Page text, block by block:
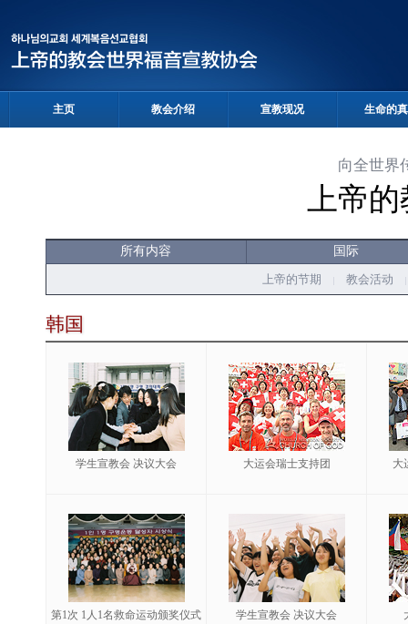
主页 教会介绍 宣教现况 生命的
向全世界
上帝
所有内容 国际
上帝的节期 教会活动
韩国
学生宣教会 决议大会 大运会瑞士支持团 大
第1次 1人1名救命运动颁奖仪式 学生宣教会 决议大会